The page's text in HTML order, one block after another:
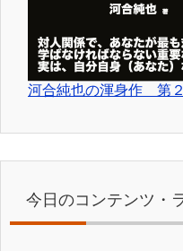
河合純也の渾身作 第
今日のコンテンツ・